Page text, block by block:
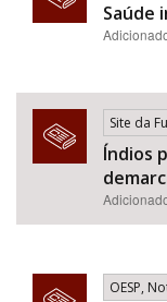
Saúde
Site da
Índios
OESP,